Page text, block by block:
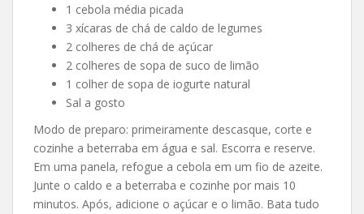
1 cebola média picada
3 xícaras de chá de caldo de legumes
2 colheres de chá de açúcar
2 colheres de sopa de suco de limão
1 colher de sopa de iogurte natural
Sal a gosto
Modo de preparo: primeiramente descasque, corte e
cozinhe a beterraba em água e sal. Escorra e reserve.
Em uma panela, refogue a cebola em um fio de azeite.
Junte o caldo e a beterraba e cozinhe por mais 10
minutos. Após, adicione o açúcar e o limão. Bata tudo